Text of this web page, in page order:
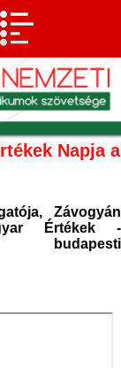
Napja a
Závogyán
Értékek -
budapesti